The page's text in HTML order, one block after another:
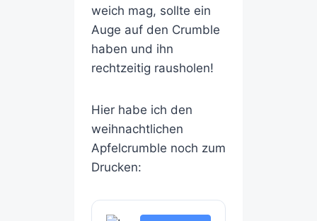
weich mag, sollte ein
Auge auf den Crumble
haben und ihn
rechtzeitig rausholen!
Hier habe ich den
weihnachtlichen
Apfelcrumble noch zum
Drucken: